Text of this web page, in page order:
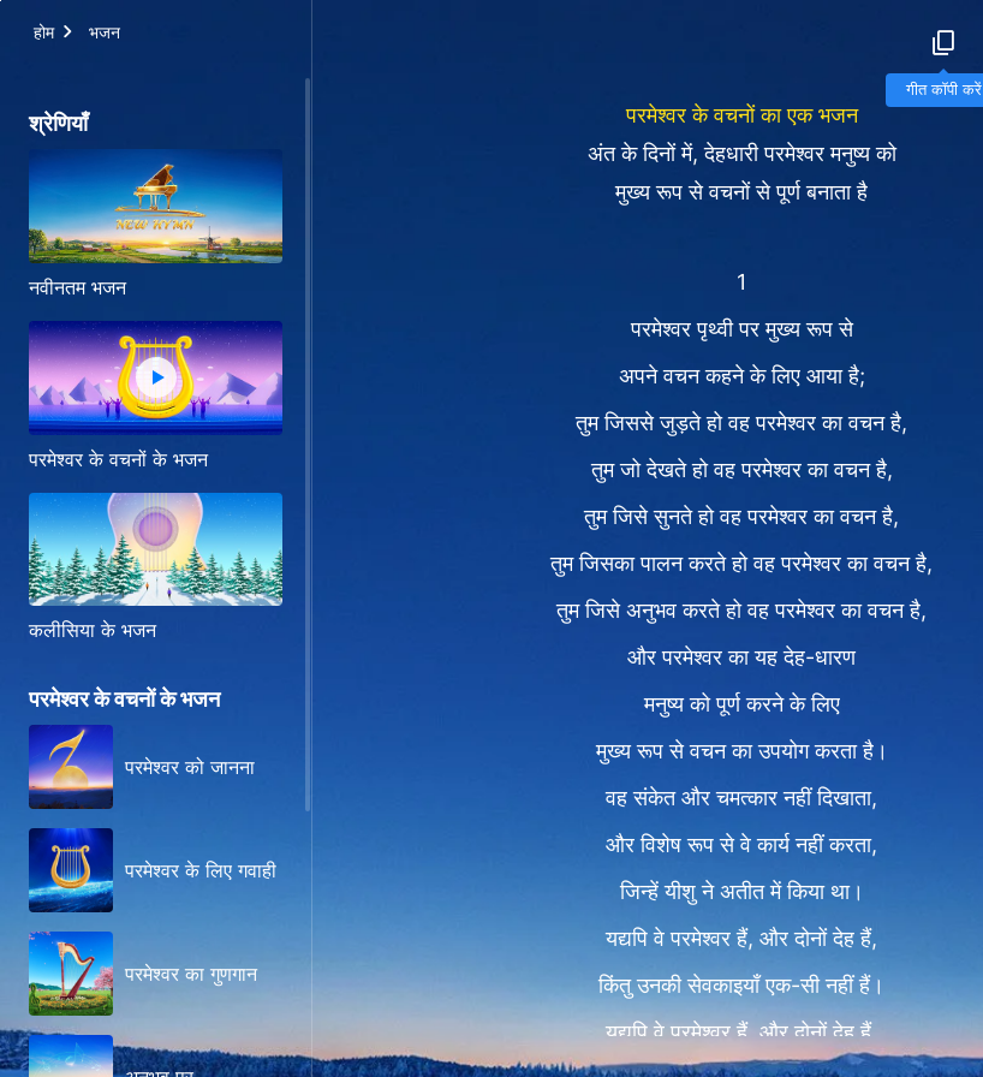
होम भजन
गीत कॉपी करें
श्रेणियाँ
नवीनतम भजन
परमेश्वर के वचनों के भजन
कलीसिया के भजन
परमेश्वर के वचनों के भजन
परमेश्वर को जानना
परमेश्वर के लिए गवाही
परमेश्वर का गुणगान
परमेश्वर के वचनों का एक भजन
अंत के दिनों में, देहधारी परमेश्‍वर मनुष्य को
मुख्य रूप से वचनों से पूर्ण बनाता है
1
परमेश्वर पृथ्वी पर मुख्य रूप से
अपने वचन कहने के लिए आया है;
तुम जिससे जुड़ते हो वह परमेश्वर का वचन है,
तुम जो देखते हो वह परमेश्वर का वचन है,
तुम जिसे सुनते हो वह परमेश्वर का वचन है,
तुम जिसका पालन करते हो वह परमेश्वर का वचन है,
तुम जिसे अनुभव करते हो वह परमेश्वर का वचन है,
और परमेश्वर का यह देह-धारण
मनुष्य को पूर्ण करने के लिए
मुख्य रूप से वचन का उपयोग करता है।
वह संकेत और चमत्कार नहीं दिखाता,
और विशेष रूप से वे कार्य नहीं करता,
जिन्हें यीशु ने अतीत में किया था।
यद्यपि वे परमेश्वर हैं, और दोनों देह हैं,
किंतु उनकी सेवकाइयाँ एक-सी नहीं हैं।
यद्यपि वे परमेश्वर हैं, और दोनों देह हैं,